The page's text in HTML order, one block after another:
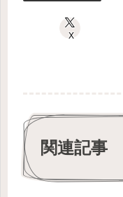
X
関連記事